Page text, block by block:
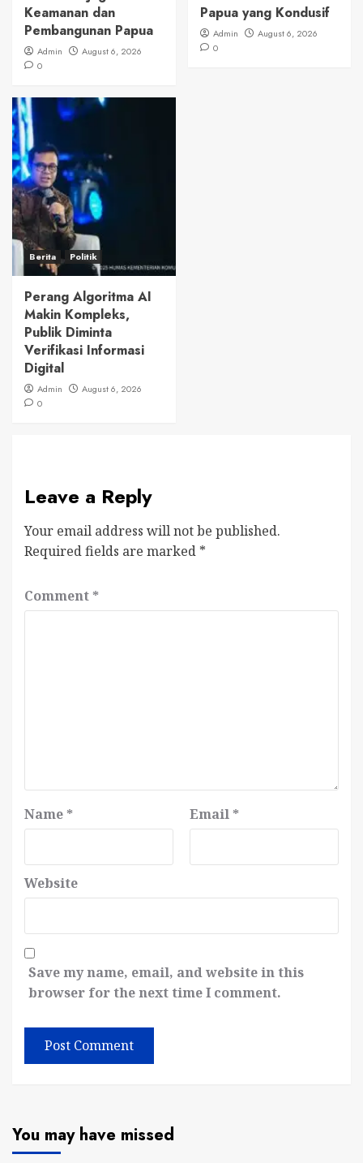
Keamanan dan
Pembangunan Papua
Admin
August 6, 2026
0
Papua yang Kondusif
Admin
August 6, 2026
0
Berita Politik
Perang Algoritma AI
Makin Kompleks,
Publik Diminta
Verifikasi Informasi
Digital
Admin
August 6, 2026
0
Leave a Reply
Your email address will not be published.
Required fields are marked *
Comment *
Name * Email *
Website
Save my name, email, and website in this
browser for the next time I comment.
You may have missed